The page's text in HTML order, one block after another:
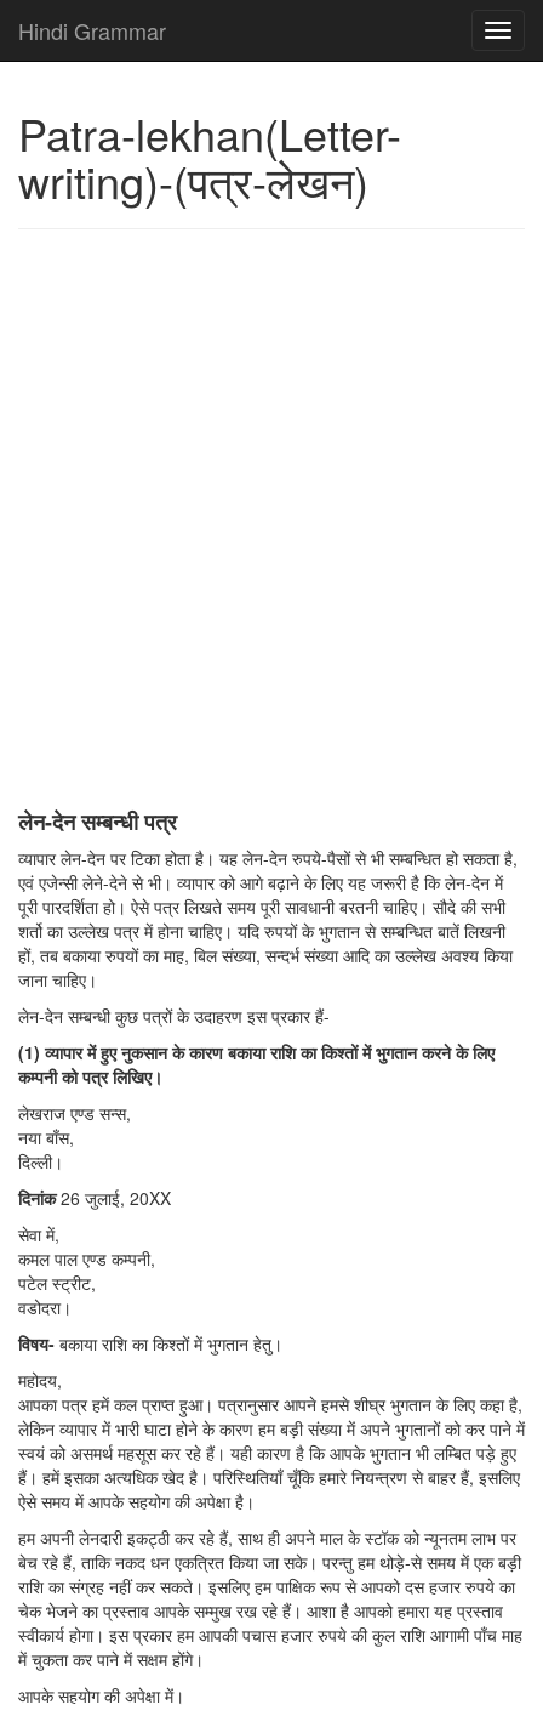
Hindi Grammar
Patra-lekhan(Letter-
writing)-(पत्र-लेखन)
लेन-देन सम्बन्धी पत्र
व्यापार लेन-देन पर टिका होता है। यह लेन-देन रुपये-पैसों से भी सम्बन्धित हो सकता है,
एवं एजेन्सी लेने-देने से भी। व्यापार को आगे बढ़ाने के लिए यह जरूरी है कि लेन-देन में
पूरी पारदर्शिता हो। ऐसे पत्र लिखते समय पूरी सावधानी बरतनी चाहिए। सौदे की सभी
शर्तो का उल्लेख पत्र में होना चाहिए। यदि रुपयों के भुगतान से सम्बन्धित बातें लिखनी
हों, तब बकाया रुपयों का माह, बिल संख्या, सन्दर्भ संख्या आदि का उल्लेख अवश्य किया
जाना चाहिए।
लेन-देन सम्बन्धी कुछ पत्रों के उदाहरण इस प्रकार हैं-
(1) व्यापार में हुए नुकसान के कारण बकाया राशि का किश्तों में भुगतान करने के लिए
कम्पनी को पत्र लिखिए।
लेखराज एण्ड सन्स,
नया बाँस,
दिल्ली।
दिनांक26 जुलाई, 20XX
सेवा में,
कमल पाल एण्ड कम्पनी,
पटेल स्ट्रीट,
वडोदरा।
विषय- बकाया राशि का किश्तों में भुगतान हेतु।
महोदय,
आपका पत्र हमें कल प्राप्त हुआ। पत्रानुसार आपने हमसे शीघ्र भुगतान के लिए कहा है,
लेकिन व्यापार में भारी घाटा होने के कारण हम बड़ी संख्या में अपने भुगतानों को कर पाने में
स्वयं को असमर्थ महसूस कर रहे हैं। यही कारण है कि आपके भुगतान भी लम्बित पड़े हुए
हैं। हमें इसका अत्यधिक खेद है। परिस्थितियाँ चूँकि हमारे नियन्त्रण से बाहर हैं, इसलिए
ऐसे समय में आपके सहयोग की अपेक्षा है।
हम अपनी लेनदारी इकट्ठी कर रहे हैं, साथ ही अपने माल के स्टॉक को न्यूनतम लाभ पर
बेच रहे हैं, ताकि नकद धन एकत्रित किया जा सके। परन्तु हम थोड़े-से समय में एक बड़ी
राशि का संग्रह नहीं कर सकते। इसलिए हम पाक्षिक रूप से आपको दस हजार रुपये का
चेक भेजने का प्रस्ताव आपके सम्मुख रख रहे हैं। आशा है आपको हमारा यह प्रस्ताव
स्वीकार्य होगा। इस प्रकार हम आपकी पचास हजार रुपये की कुल राशि आगामी पाँच माह
में चुकता कर पाने में सक्षम होंगे।
आपके सहयोग की अपेक्षा में।